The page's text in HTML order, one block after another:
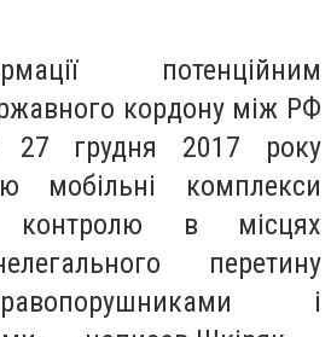
потенційним
кордону між РФ
27 грудня 2017 року
мобільні комплекси
контролю в місцях
перетину
і